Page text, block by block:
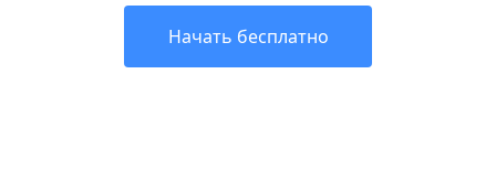
Начать бесплатно